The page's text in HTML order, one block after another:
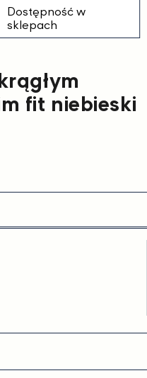
fit niebieski
Dostępność w
sklepach